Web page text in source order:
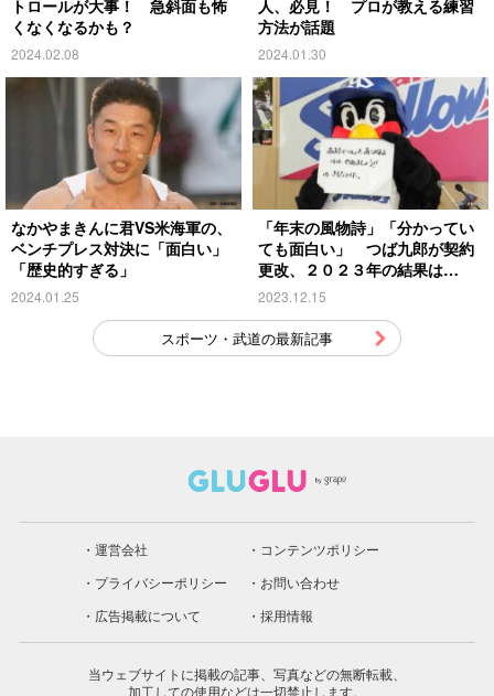
トロールが大事！ 急斜面も怖
くなくなるかも？
2024.02.08
人、必見！ プロが教える練習
方法が話題
2024.01.30
なかやまきんに君VS米海軍の、
ベンチプレス対決に「面白い」
「歴史的すぎる」
2024.01.25
「年末の風物詩」「分かってい
ても面白い」 つば九郎が契約
更改、２０２３年の結果は…
2023.12.15
スポーツ・武道の最新記事
運営会社
コンテンツポリシー
プライバシーポリシー
お問い合わせ
広告掲載について
採用情報
当ウェブサイトに掲載の記事、写真などの無断転載、
加工しての使用などは一切禁止します。